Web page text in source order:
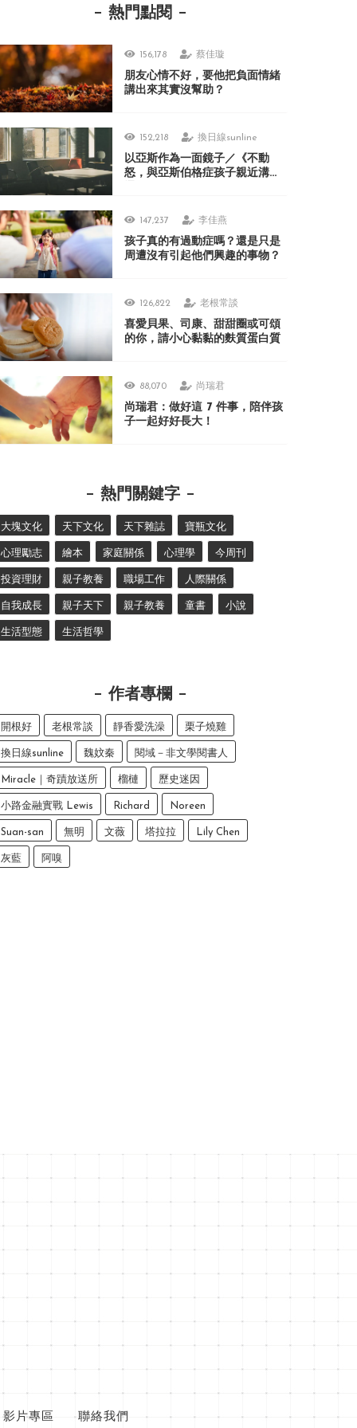
熱門點閱
156,178 蔡佳璇
朋友心情不好，要他把負面情緒
講出來其實沒幫助？
152,218 換日線sunline
以亞斯作為一面鏡子／《不動
怒，與亞斯伯格症孩子親近溝
147,237 李佳燕
孩子真的有過動症嗎？還是只是
周遭沒有引起他們興趣的事物？
126,822 老根常談
喜愛貝果、司康、甜甜圈或可頌
的你，請小心黏黏的麩質蛋白質
88,070 尚瑞君
尚瑞君：做好這 7 件事，陪伴孩
子一起好好長大！
熱門關鍵字
大塊文化 天下文化 天下雜誌 寶瓶文化
心理勵志 繪本 家庭關係 心理學 今周刊
投資理財 親子教養 職場工作 人際關係
自我成長 親子天下 親子教養 童書 小說
生活型態 生活哲學
作者專欄
開根好 老根常談 靜香愛洗澡 栗子燒雞
換日線sunline 魏妏秦 閱域－非文學閱書人
Miracle｜奇蹟放送所 榴槤 歷史迷因
小路金融實戰 Lewis Richard Noreen
Suan-san 無明 文薇 塔拉拉 Lily Chen
灰藍 阿嗅
影片專區 聯絡我們